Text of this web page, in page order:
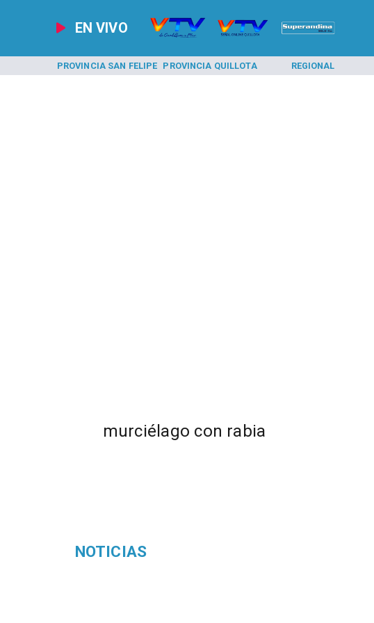
EN VIVO
PROVINCIA SAN FELIPE PROVINCIA QUILLOTA REGIONAL
murciélago con rabia
NOTICIAS